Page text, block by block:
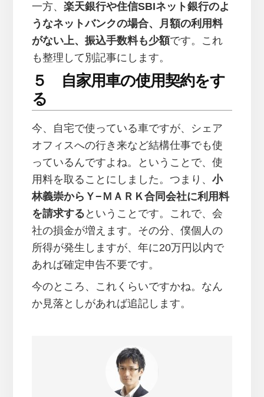
一方、 楽天銀行や住信SBIネット銀行のよ
うなネットバンクの場合、月額の利用料
がない上、振込手数料も少額です。これ
も整理して別記事にします。
５ 自家用車の使用契約をす
る
今、自宅で使っている車ですが、シェア
オフィスへの行き来など結構仕事でも使
っているんですよね。ということで、使
用料を取ることにしました。つまり、 小
林義崇からＹ−ＭＡＲＫ合同会社に利用料
を請求する ということです。これで、会
社の損金が増えます。その分、僕個人の
所得が発生しますが、年に20万円以内で
あれば確定申告不要です。
今のところ、これくらいですかね。なん
か見落としがあれば追記します。